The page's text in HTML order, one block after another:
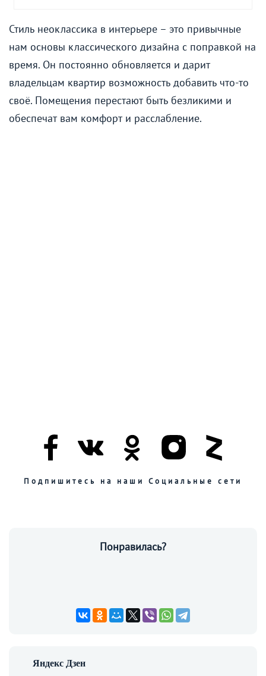
Стиль неоклассика в интерьере – это привычные
нам основы классического дизайна с поправкой на
время. Он постоянно обновляется и дарит
владельцам квартир возможность добавить что-то
своё. Помещения перестают быть безликими и
обеспечат вам комфорт и расслабление.
Подпишитесь на наши Социальные сети
Понравилась?